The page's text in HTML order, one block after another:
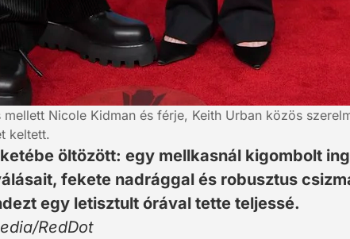
Nicole Kidman és férje, Keith Urban közös
keltett.
öltözött: egy mellkasnál kigombolt
fekete nadrággal és robusztus
egy letisztult órával tette teljessé.
RedDot